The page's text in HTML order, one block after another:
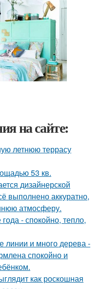
на сайте:
летнюю террасу
53 кв.
дизайнерской
выполнено аккуратно,
атмосферу.
- спокойно, тепло,
линии и много дерева -
спокойно и
как роскошная